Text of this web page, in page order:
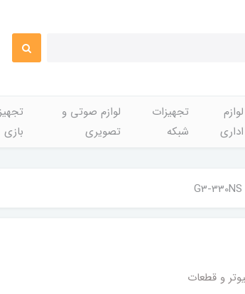
لوازم
اداری
تجهیزات
شبکه
لوازم صوتی و
تصویری
بازی
و قطعات